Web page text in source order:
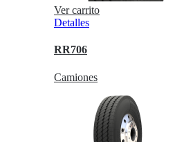
Ver carrito
Detalles
RR706
Camiones